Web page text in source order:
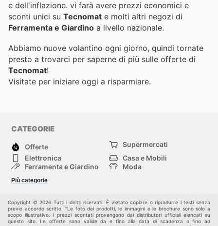
e dell'inflazione. vi farà avere prezzi economici e
sconti unici su Tecnomat e molti altri negozi di
Ferramenta e Giardino a livello nazionale.
Abbiamo nuove volantino ogni giorno, quindi tornate
presto a trovarci per saperne di più sulle offerte di
Tecnomat!
Visitate per iniziare oggi a risparmiare.
CATEGORIE
Offerte
Supermercati
Elettronica
Casa e Mobili
Ferramenta e Giardino
Moda
Bambini e Neonati
Più categorie
Copyright © 2026 Tutti i diritti riservati. È vietato copiare o riprodurre i testi senza
previo accordo scritto. "Le foto dei prodotti, le immagini e le brochure sono solo a
scopo illustrativo. I prezzi scontati provengono dai distributori ufficiali elencati su
questo sito. Le offerte sono valide da e fino alla data di scadenza o fino ad